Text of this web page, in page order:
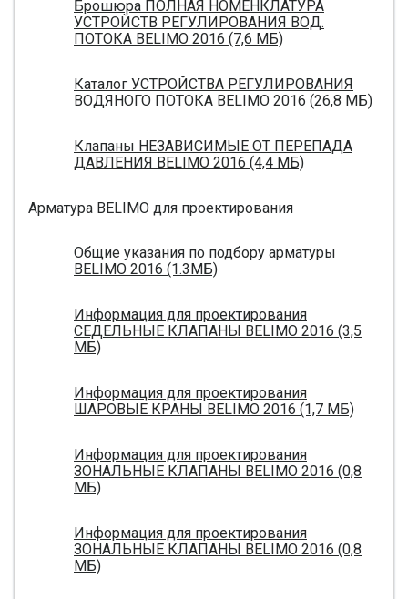
Брошюра ПОЛНАЯ НОМЕНКЛАТУРА
УСТРОЙСТВ РЕГУЛИРОВАНИЯ ВОД.
ПОТОКА BELIMO 2016 (7,6 МБ)
Каталог УСТРОЙСТВА РЕГУЛИРОВАНИЯ
ВОДЯНОГО ПОТОКА BELIMO 2016 (26,8 МБ)
Клапаны НЕЗАВИСИМЫЕ ОТ ПЕРЕПАДА
ДАВЛЕНИЯ BELIMO 2016 (4,4 МБ)
Арматура BELIMO для проектирования
Общие указания по подбору арматуры
BELIMO 2016 (1.3МБ)
Информация для проектирования
СЕДЕЛЬНЫЕ КЛАПАНЫ BELIMO 2016 (3,5
МБ)
Информация для проектирования
ШАРОВЫЕ КРАНЫ BELIMO 2016 (1,7 МБ)
Информация для проектирования
ЗОНАЛЬНЫЕ КЛАПАНЫ BELIMO 2016 (0,8
МБ)
Информация для проектирования
ЗОНАЛЬНЫЕ КЛАПАНЫ BELIMO 2016 (0,8
МБ)